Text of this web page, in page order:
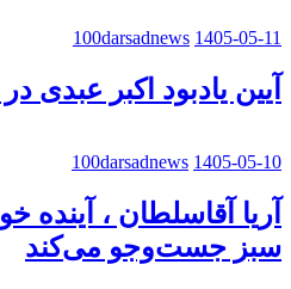
100darsadnews 1405-05-11
آیین یادبود اکبر عبدی
100darsadnews 1405-05-10
آریا آقاسلطان ، آینده
سبز جست‌وجو می‌کند